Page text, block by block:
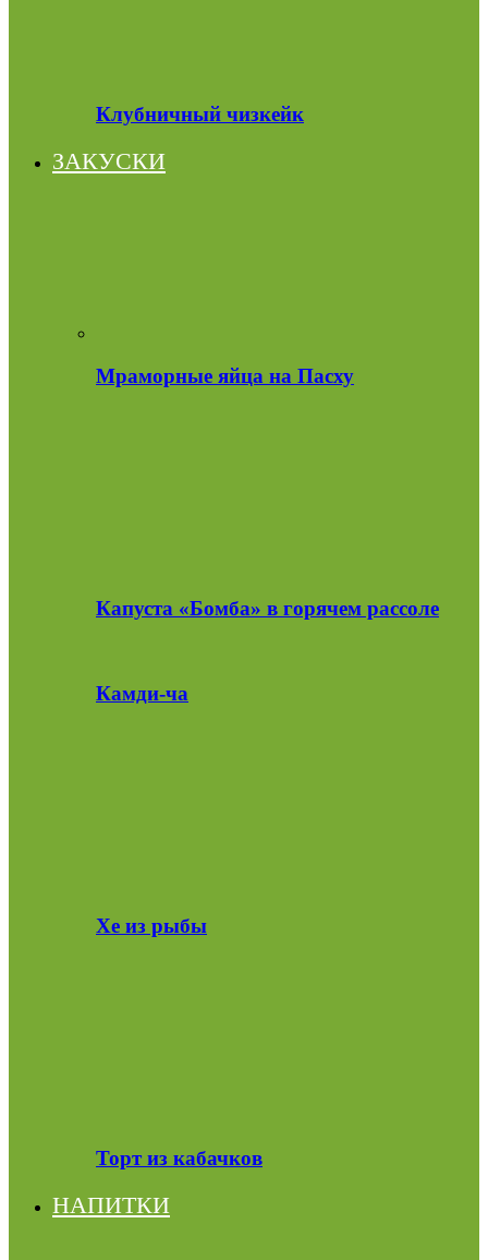
Клубничный чизкейк
ЗАКУСКИ
Мраморные яйца на Пасху
Капуста «Бомба» в горячем рассоле
Камди-ча
Хе из рыбы
Торт из кабачков
НАПИТКИ